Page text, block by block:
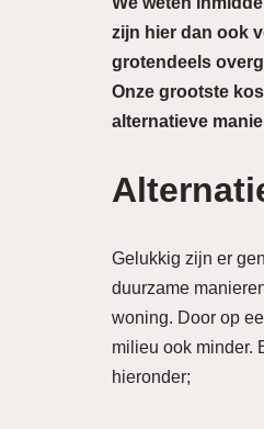
zijn hier dan ook
grotendeels
Onze grootste
alternatieve
Gelukkig zijn er
duurzame
woning. Door op
milieu ook minder.
hieronder;